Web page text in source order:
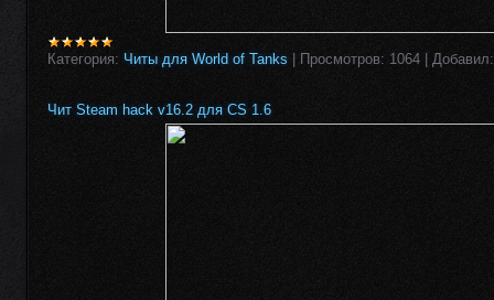
Категория: Читы для World of Tanks Просмотров: 1064 Добавил:
Чит Steam hack v16.2 для CS 1.6